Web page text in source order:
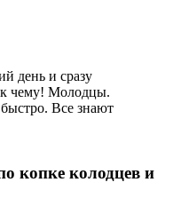
день и сразу
к чему! Молодцы.
Все знают
копке колодцев и